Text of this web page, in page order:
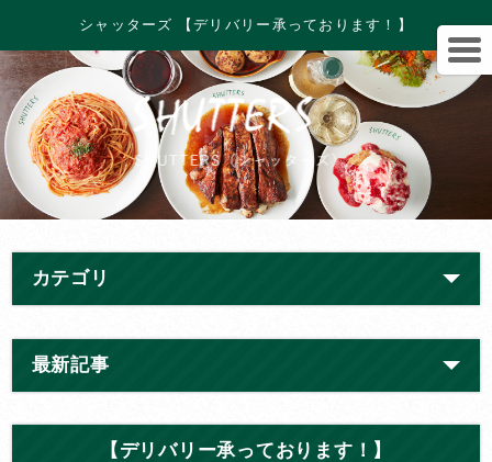
シャッターズ 【デリバリー承っております！】
カテゴリ
最新記事
【デリバリー承っております！】